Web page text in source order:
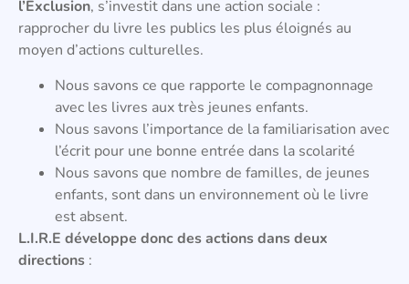
l’Exclusion, s’investit dans une action sociale :
rapprocher du livre les publics les plus éloignés au
moyen d’actions culturelles.
Nous savons ce que rapporte le compagnonnage
avec les livres aux très jeunes enfants.
Nous savons l’importance de la familiarisation avec
l’écrit pour une bonne entrée dans la scolarité
Nous savons que nombre de familles, de jeunes
enfants, sont dans un environnement où le livre
est absent.
L.I.R.E développe donc des actions dans deux
directions :